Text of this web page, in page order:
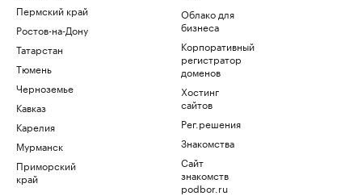
Пермский край
Ростов-на-Дону
Татарстан
Тюмень
Черноземье
Кавказ
Карелия
Мурманск
Приморский
край
Облако для
бизнеса
Корпоративный
регистратор
доменов
Хостинг
сайтов
Рег.решения
Знакомства
Сайт
знакомств
podbor.ru